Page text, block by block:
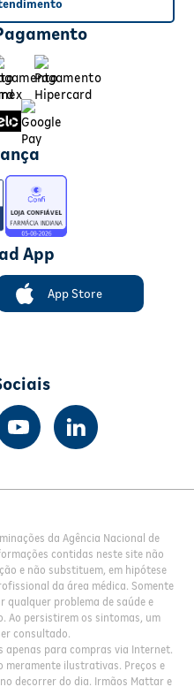
App
App Store
da Agência Nacional de
contidas neste site não
e não substituem, em hipótese
da área médica. Somente
qualquer problema de saúde e
Ao persistirem os sintomas, um
consultado.
apenas para compras via Internet.
meramente ilustrativas. Preços e
decorrer do dia. Irmãos Mattar e